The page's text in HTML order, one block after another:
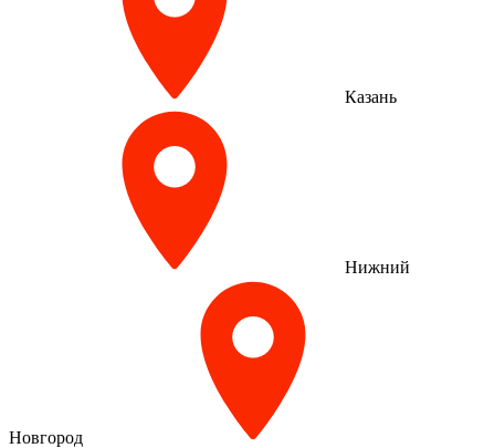
Казань
Нижний
Новгород